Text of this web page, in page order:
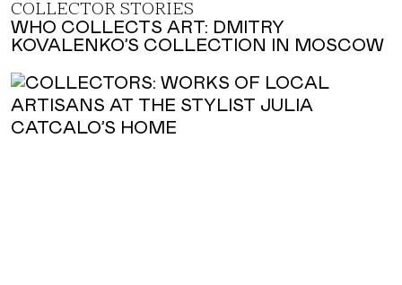
COLLECTOR STORIES
WHO COLLECTS ART: DMITRY
KOVALENKO’S COLLECTION IN MOSCOW